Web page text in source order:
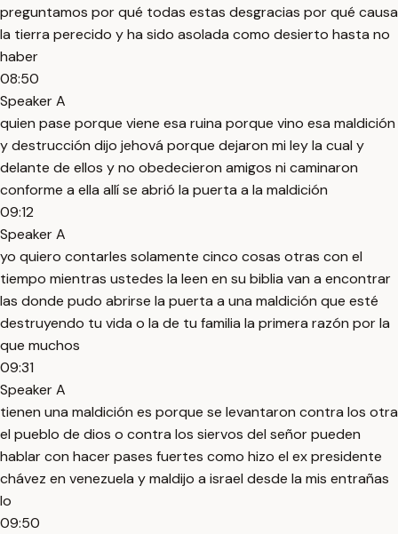
preguntamos por qué todas estas desgracias por qué causa
la tierra perecido y ha sido asolada como desierto hasta no
haber
08:50
Speaker A
quien pase porque viene esa ruina porque vino esa maldición
y destrucción dijo jehová porque dejaron mi ley la cual y
delante de ellos y no obedecieron amigos ni caminaron
conforme a ella allí se abrió la puerta a la maldición
09:12
Speaker A
yo quiero contarles solamente cinco cosas otras con el
tiempo mientras ustedes la leen en su biblia van a encontrar
las donde pudo abrirse la puerta a una maldición que esté
destruyendo tu vida o la de tu familia la primera razón por la
que muchos
09:31
Speaker A
tienen una maldición es porque se levantaron contra los otra
el pueblo de dios o contra los siervos del señor pueden
hablar con hacer pases fuertes como hizo el ex presidente
chávez en venezuela y maldijo a israel desde la mis entrañas
lo
09:50